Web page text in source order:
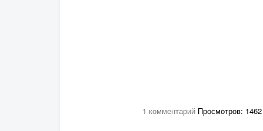
1 комментарий Просмотров: 1462